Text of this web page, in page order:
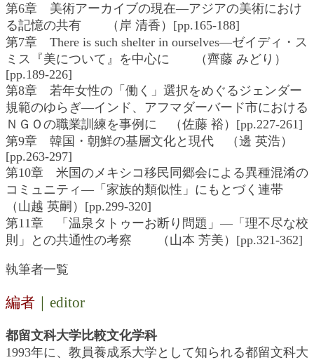
第6章 美術アーカイブの現在―アジアの美術におけ
る記憶の共有 （岸 清香）[pp.165-188]
第7章 There is such shelter in ourselves―ゼイディ・ス
ミス『美について』を中心に （齊藤 みどり）
[pp.189-226]
第8章 若年女性の「働く」選択をめぐるジェンダー
規範のゆらぎ―インド、アフマダーバード市における
ＮＧＯの職業訓練を事例に （佐藤 裕）[pp.227-261]
第9章 韓国・朝鮮の基層文化と現代 （邊 英浩）
[pp.263-297]
第10章 米国のメキシコ移民同郷会による異種混淆の
コミュニティ―「家族的類似性」にもとづく連帯
（山越 英嗣）[pp.299-320]
第11章 「温泉タトゥーお断り問題」―「理不尽な校
則」との共通性の考察 （山本 芳美）[pp.321-362]
執筆者一覧
編者 ｜editor
都留文科大学比較文化学科
1993年に、教員養成系大学として知られる都留文科大